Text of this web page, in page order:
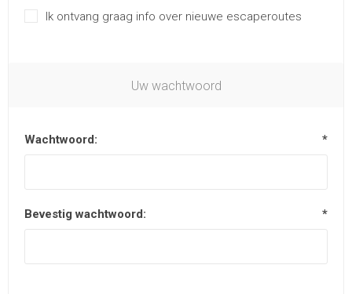
Ik ontvang graag info over nieuwe escaperoutes
Uw wachtwoord
Wachtwoord: *
Bevestig wachtwoord: *